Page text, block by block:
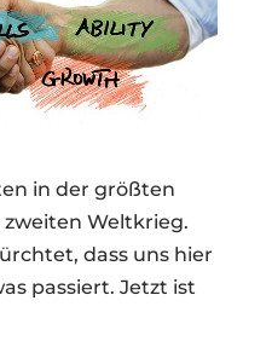
in der größten
Weltkrieg.
dass uns hier
passiert. Jetzt ist